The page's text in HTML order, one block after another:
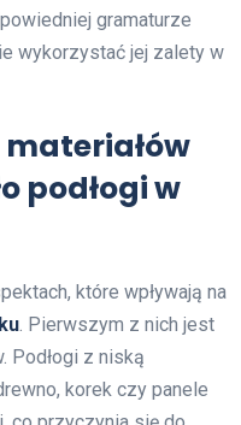
gramaturze
wykorzystać jej zalety w
podłogi w
które wpływają na
. Pierwszym z nich jest
Podłogi z niską
korek czy panele